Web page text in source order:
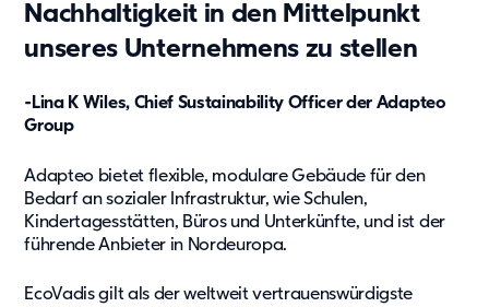
Zertifizierungen
News
Fachartikel
Whitepaper
Insights
Über uns
Nachhaltigkeit in den Mittelpunkt
unseres Unternehmens zu stellen
-Lina K Wiles, Chief Sustainability Officer der Adapteo
Group
Adapteo bietet flexible, modulare Gebäude für den
Bedarf an sozialer Infrastruktur, wie Schulen,
Kindertagesstätten, Büros und Unterkünfte, und ist der
führende Anbieter in Nordeuropa.
EcoVadis gilt als der weltweit vertrauenswürdigste